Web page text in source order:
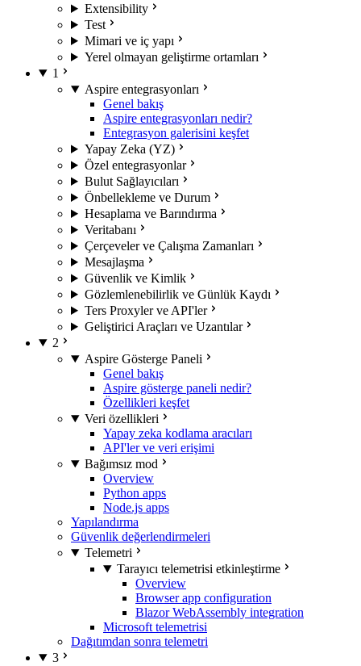
Extensibility
Test
Mimari ve iç yapı
Yerel olmayan geliştirme ortamları
1
Aspire entegrasyonları
Genel bakış
Aspire entegrasyonları nedir?
Entegrasyon galerisini keşfet
Yapay Zeka (YZ)
Özel entegrasyonlar
Bulut Sağlayıcıları
Önbellekleme ve Durum
Hesaplama ve Barındırma
Veritabanı
Çerçeveler ve Çalışma Zamanları
Mesajlaşma
Güvenlik ve Kimlik
Gözlemlenebilirlik ve Günlük Kaydı
Ters Proxyler ve API'ler
Geliştirici Araçları ve Uzantılar
2
Aspire Gösterge Paneli
Genel bakış
Aspire gösterge paneli nedir?
Özellikleri keşfet
Veri özellikleri
Yapay zeka kodlama aracıları
API'ler ve veri erişimi
Bağımsız mod
Overview
Python apps
Node.js apps
Yapılandırma
Güvenlik değerlendirmeleri
Telemetri
Tarayıcı telemetrisi etkinleştirme
Overview
Browser app configuration
Blazor WebAssembly integration
Microsoft telemetrisi
Dağıtımdan sonra telemetri
3